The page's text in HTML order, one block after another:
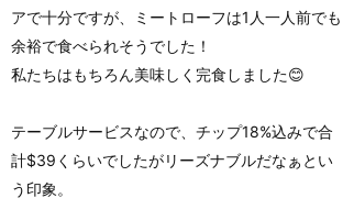
アで十分ですが、ミートローフは1人一人前でも
余裕で食べられそうでした！
私たちはもちろん美味しく完食しました😊
テーブルサービスなので、チップ18%込みで合
計$39くらいでしたがリーズナブルだなぁとい
う印象。